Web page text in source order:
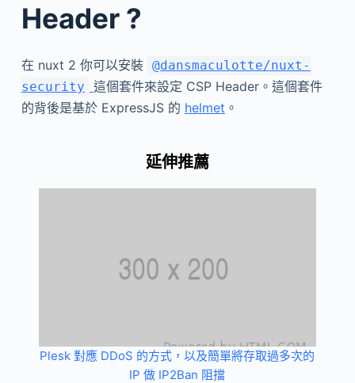
Header ?
在 nuxt 2 你可以安裝 @dansmaculotte/nuxt-
security
這個套件來設定 CSP Header。這個套件
的背後是基於 ExpressJS 的 helmet 。
延伸推薦
Plesk 對應 DDoS 的方式，以及簡單將存取過多次的
IP 做 IP2Ban 阻擋